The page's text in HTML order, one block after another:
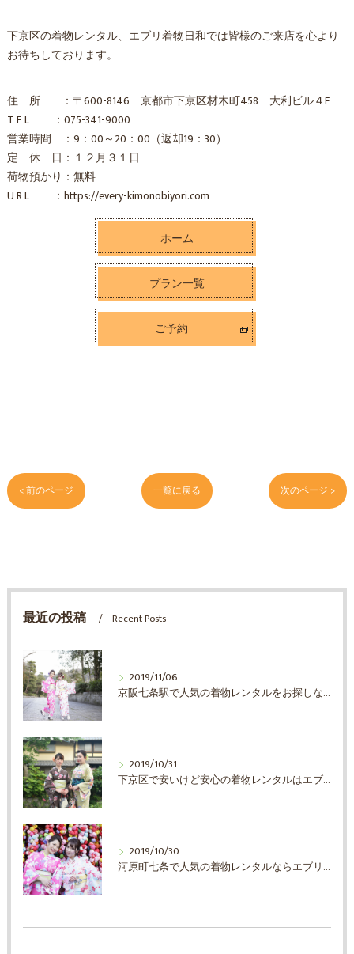
下京区の着物レンタル、エブリ着物日和では皆様のご来店を心より
お待ちしております。
住 所 ：〒600-8146 京都市下京区材木町458 大利ビル４F
T E L ：075-341-9000
営業時間 ：9：00～20：00（返却19：30）
定 休 日：１２月３１日
荷物預かり：無料
U R L ：https://every-kimonobiyori.com
ホーム
プラン一覧
ご予約
< 前のページ 一覧に戻る 次のページ >
最近の投稿 Recent Posts
2019/11/06
京阪七条駅で人気の着物レンタルをお探しならエブリ着物日和
2019/10/31
下京区で安いけど安心の着物レンタルはエブリ着物日和
2019/10/30
河原町七条で人気の着物レンタルならエブリ着物日和